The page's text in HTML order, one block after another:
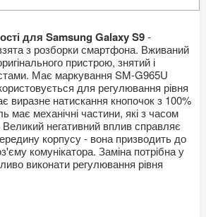
для Samsung Galaxy S9-
з розборки смартфона. Вживаний
пристрою, знятий і
Має маркування SM-G965U
для регулювання рівня
виразне натискання кнопочок з 100%
має механічні частини, які з часом
негативний вплив справляє
корпусу - вона призводить до
комунікатора. Заміна потрібна у
виконати регулювання рівня